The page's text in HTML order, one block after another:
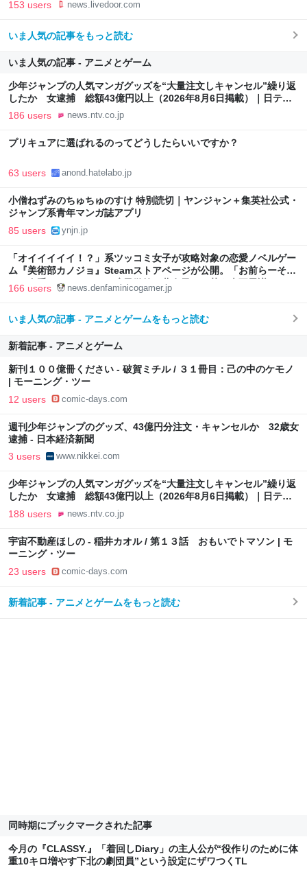
153 users news.livedoor.com
いま人気の記事をもっと読む
いま人気の記事 - アニメとゲーム
少年ジャンプの人気マンガグッズを“大量注文しキャンセル”繰り返
したか 女逮捕 総額43億円以上（2026年8月6日掲載）｜日テレ
NEWS NNN
186 users news.ntv.co.jp
プリキュアに選ばれるのってどうしたらいいですか？
63 users anond.hatelabo.jp
小僧ねずみのちゅちゅのすけ 特別読切｜ヤンジャン＋集英社公式・
ジャンプ系青年マンガ誌アプリ
85 users ynjn.jp
「オイイイイイ！？」系ツッコミ女子が攻略対象の恋愛ノベルゲー
ム『美術部カノジョ』Steamストアページが公開。「お前らーそろ
そろ自重しろー？＾＾」暗黒微笑の夢女子や、萌え声不思議ちゃん
166 users news.denfaminicogamer.jp
いま人気の記事 - アニメとゲームをもっと読む
新着記事 - アニメとゲーム
新刊１００億冊ください - 破賀ミチル / ３１冊目：己の中のケモノ
| モーニング・ツー
12 users comic-days.com
週刊少年ジャンプのグッズ、43億円分注文・キャンセルか 32歳女
逮捕 - 日本経済新聞
3 users www.nikkei.com
少年ジャンプの人気マンガグッズを“大量注文しキャンセル”繰り返
したか 女逮捕 総額43億円以上（2026年8月6日掲載）｜日テレ
NEWS NNN
188 users news.ntv.co.jp
宇宙不動産ほしの - 稲井カオル / 第１３話 おもいでトマソン | モ
ーニング・ツー
23 users comic-days.com
新着記事 - アニメとゲームをもっと読む
同時期にブックマークされた記事
今月の『CLASSY.』「着回しDiary」の主人公が“役作りのために体
重10キロ増やす下北の劇団員”という設定にザワつくTL